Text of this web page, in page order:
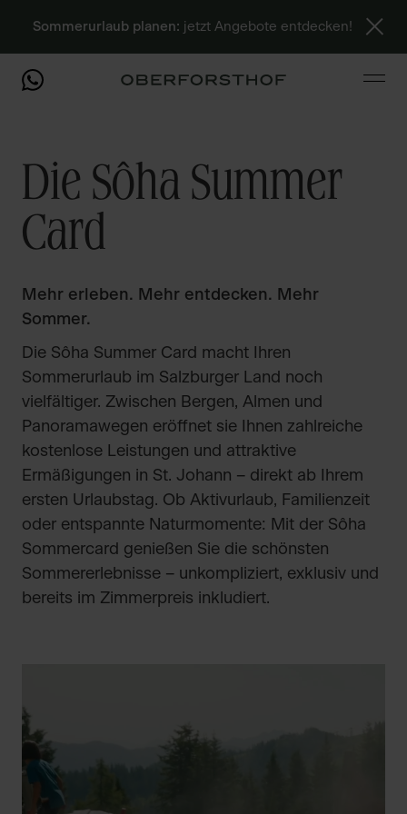
Sommerurlaub planen: jetzt Angebote entdecken!
Die Sôha Summer
Card
Mehr erleben. Mehr entdecken. Mehr
Sommer.
Die Sôha Summer Card macht Ihren
Sommerurlaub im Salzburger Land noch
vielfältiger. Zwischen Bergen, Almen und
Panoramawegen eröffnet sie Ihnen zahlreiche
kostenlose Leistungen und attraktive
Ermäßigungen in St. Johann – direkt ab Ihrem
ersten Urlaubstag. Ob Aktivurlaub, Familienzeit
oder entspannte Naturmomente: Mit der Sôha
Sommercard genießen Sie die schönsten
Sommererlebnisse – unkompliziert, exklusiv und
bereits im Zimmerpreis inkludiert.